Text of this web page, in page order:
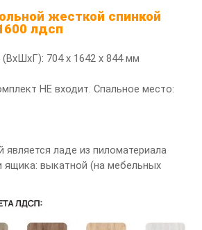
жесткой спинкой
лдсп
704 х 1642 х 844 мм
НЕ входит. Спальное место:
является ладе из пиломатериала
ящика: выкатной (на мебельных